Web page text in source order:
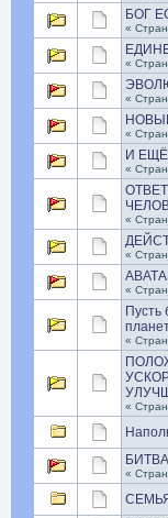
БОГ
«
«
«
«
И
«
«
«
«
Пусть
«
«
БИТВА
«